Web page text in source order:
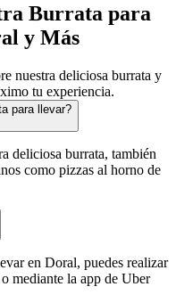
Burrata para
y Más
nuestra deliciosa burrata y
tu experiencia.
para llevar?
deliciosa burrata, también
como pizzas al horno de
en Doral, puedes realizar
mediante la app de Uber